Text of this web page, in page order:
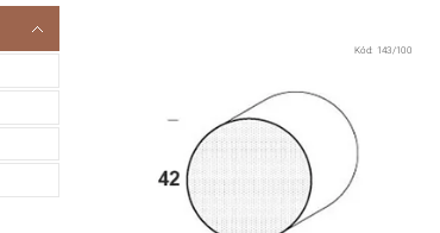
Kód: 143/100